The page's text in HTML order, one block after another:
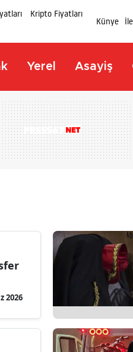
Kripto Fiyatları
Künye
Yerel Asayiş
2026